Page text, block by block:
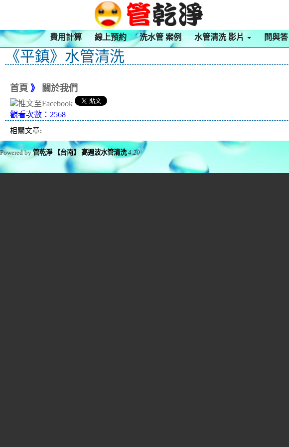
費用計算 線上預約 洗水管 案例 水管清洗 影片 問與答
《平鎮》水管清洗
首頁 》 關於我們
觀看次數：2568
相關文章:
Powered by管乾淨 【台南】 高週波水管清洗 4.20